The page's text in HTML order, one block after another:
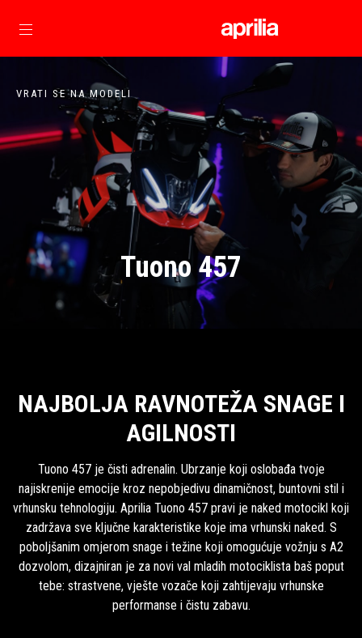
Idi na glavni izbornik
VRATI SE NA MODELI
Tuono 457
NAJBOLJA RAVNOTEŽA SNAGE I
AGILNOSTI
Tuono 457 je čisti adrenalin. Ubrzanje koji oslobađa tvoje
najiskrenije emocije kroz nepobjedivu dinamičnost, buntovni stil i
vrhunsku tehnologiju. Aprilia Tuono 457 pravi je naked motocikl koji
zadržava sve ključne karakteristike koje ima vrhunski naked. S
poboljšanim omjerom snage i težine koji omogućuje vožnju s A2
dozvolom, dizajniran je za novi val mladih motociklista baš poput
tebe: strastvene, vješte vozače koji zahtijevaju vrhunske
performanse i čistu zabavu.